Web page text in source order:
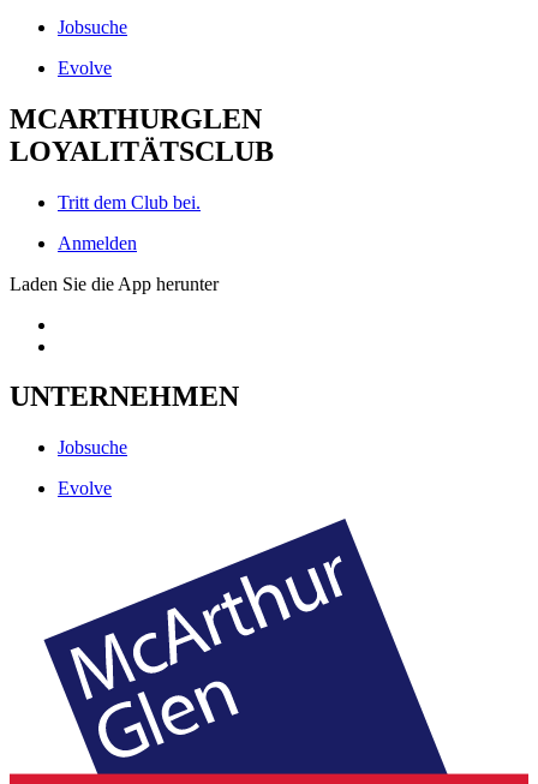
Jobsuche
Evolve
MCARTHURGLEN
LOYALITÄTSCLUB
Tritt dem Club bei.
Anmelden
Laden Sie die App herunter
UNTERNEHMEN
Jobsuche
Evolve